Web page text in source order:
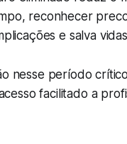
reconhecer
e salva
nesse período
facilitado a